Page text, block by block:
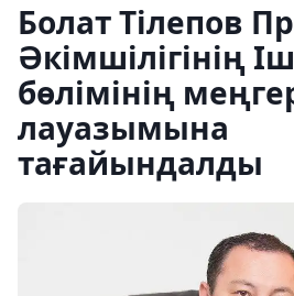
Болат Тілепов
Әкімшілігінің
бөлімінің
лауазымына
тағайындалды